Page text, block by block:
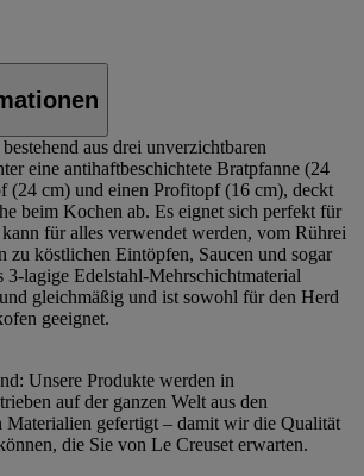
aus drei unverzichtbaren
eine antihaftbeschichtete Bratpfanne (24
(24 cm) und einen Profitopf (16 cm), deckt
beim Kochen ab. Es eignet sich perfekt für
für alles verwendet werden, vom Rührei
zu köstlichen Eintöpfen, Saucen und sogar
3-lagige Edelstahl-Mehrschichtmaterial
gleichmäßig und ist sowohl für den Herd
geeignet.
Unsere Produkte werden in
auf der ganzen Welt aus den
Materialien gefertigt – damit wir die Qualität
die Sie von Le Creuset erwarten.